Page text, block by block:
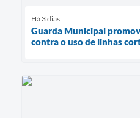
Há 3 dias
Guarda Municipal
contra o uso de linhas